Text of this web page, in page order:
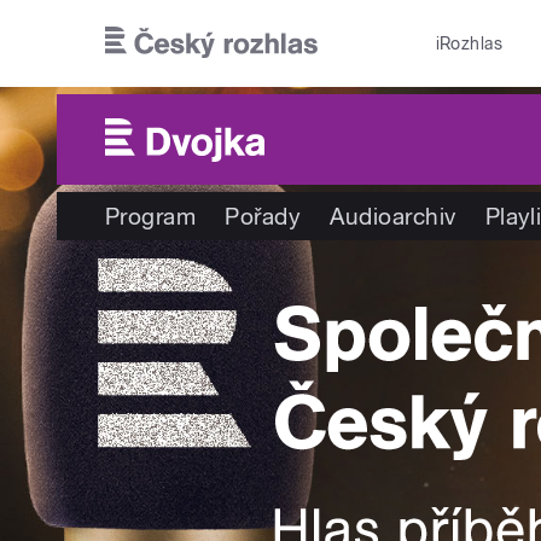
iRozhlas
Program Pořady Audioarchiv